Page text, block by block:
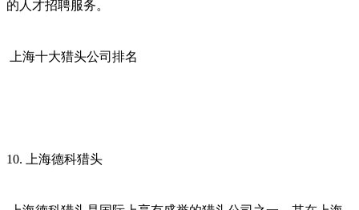
的人才招聘服务。
上海十大猎头公司排名
10. 上海德科猎头